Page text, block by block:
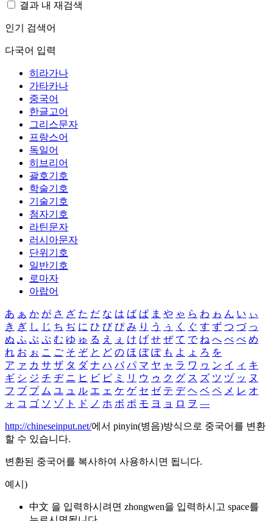
결과 내 재검색
인기 검색어
다국어 입력
히라가나
가타카나
중국어
한글고어
그리스문자
프랑스어
독일어
히브리어
괄호기호
학술기호
기술기호
첨자기호
라틴문자
러시아문자
단위기호
일반기호
로마자
아랍어
あ ぁ か が さ ざ た だ な は ば ぱ ま や ゃ ら わ ゎ ん い ぃ
き ぎ し じ ち ぢ に ひ び ぴ み り う ぅ く ぐ す ず つ づ っ
ぬ ふ ぶ ぷ む ゆ ゅ る え ぇ け げ せ ぜ て で ね へ べ ぺ め
れ お ぉ こ ご そ ぞ と ど の ほ ぼ ぽ も よ ょ ろ を
ア ァ カ サ ザ タ ダ ナ ハ バ パ マ ヤ ャ ラ ワ ヮ ン イ ィ キ
ギ シ ジ チ ヂ ニ ヒ ビ ピ ミ リ ウ ゥ ク グ ス ズ ツ ヅ ッ ヌ
フ ブ プ ム ユ ュ ル エ ェ ケ ゲ セ ゼ テ デ ヘ ベ ペ メ レ オ
ォ コ ゴ ソ ゾ ト ド ノ ホ ボ ポ モ ヨ ョ ロ ヲ ―
http://chineseinput.net/에서 pinyin(병음)방식으로 중국어를 변환
할 수 있습니다.
변환된 중국어를 복사하여 사용하시면 됩니다.
예시)
中文 을 입력하시려면 zhongwen을 입력하시고 space를